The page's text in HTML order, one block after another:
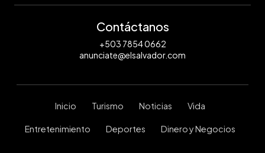
Contáctanos
+503 7854 0662
anunciate@elsalvador.com
Inicio Turismo Noticias Vida
Entretenimiento Deportes Dinero y Negocios